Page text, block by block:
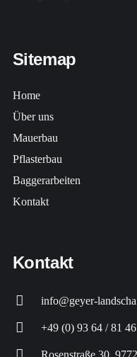
Sitemap
Home
Über uns
Mauerbau
Pflasterbau
Baggerarbeiten
Kontakt
Kontakt
info@geyer-
+49 (0) 93 64 / 81
Rosenstraße 30,